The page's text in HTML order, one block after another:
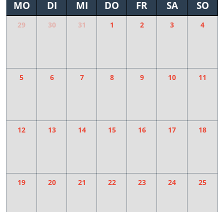
MO DI MI DO FR SA SO
29 30 31 1 2 3 4
5 6 7 8 9 10 11
12 13 14 15 16 17 18
19 20 21 22 23 24 25